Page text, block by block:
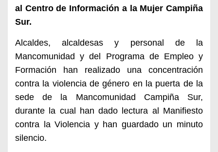
al Centro de Información a la Mujer Campiña
Sur.
A lcaldes, alcaldesas y personal de la
Mancomunidady del Programa de Empleo y
Formación
han realizado una concentración
contra la violencia de género en la puerta de la
sede de la Mancomunidad Campiña Sur,
durante la cual han dado lectura al
Manifiesto
contra la Violencia y han guardado un minuto
silencio.